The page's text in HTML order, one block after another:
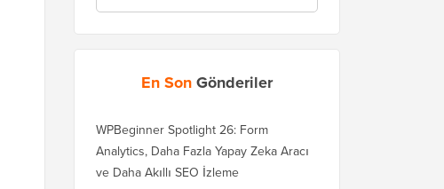
En SonGönderiler
WPBeginner Spotlight 26: Form
Analytics, Daha Fazla Yapay Zeka Aracı
ve Daha Akıllı SEO İzleme